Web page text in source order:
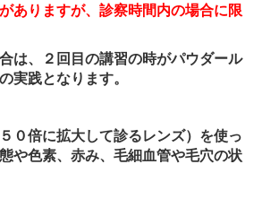
ありますが、診察時間内の場合に限
は、２回目の講習の時がパウダール
実践となります。
０倍に拡大して診るレンズ）を使っ
や色素、赤み、毛細血管や毛穴の状